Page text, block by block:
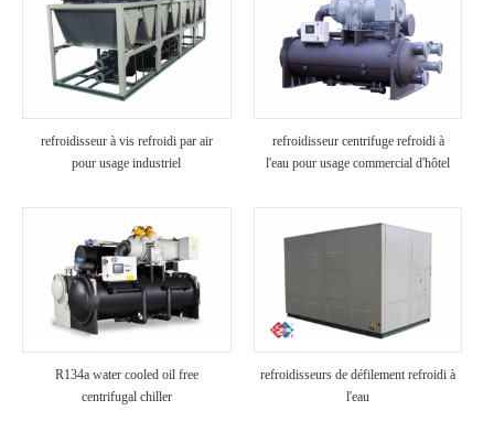
refroidisseur à vis refroidi par air
pour usage industriel
refroidisseur centrifuge refroidi à
l'eau pour usage commercial d'hôtel
R134a water cooled oil free
centrifugal chiller
refroidisseurs de défilement refroidi à
l'eau